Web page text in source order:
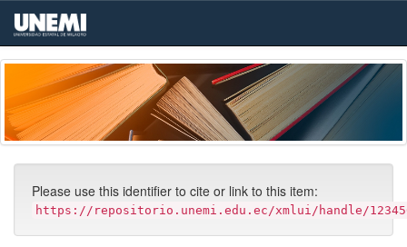
Skip
navigation
Please use this identifier to cite or link to this item:
https://repositorio.unemi.edu.ec/xmlui/handle/